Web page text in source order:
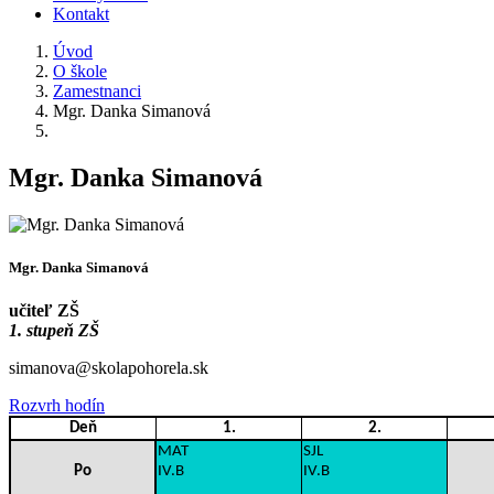
Kontakt
Úvod
O škole
Zamestnanci
Mgr. Danka Simanová
Mgr. Danka Simanová
Mgr. Danka Simanová
učiteľ ZŠ
1. stupeň ZŠ
simanova@skolapohorela.sk
Rozvrh hodín
Deň 1. 2.
Po
MAT
IV.B
SJL
IV.B